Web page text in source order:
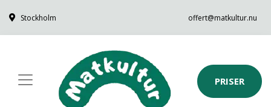
Stockholm offert@matkultur.nu
PRISER